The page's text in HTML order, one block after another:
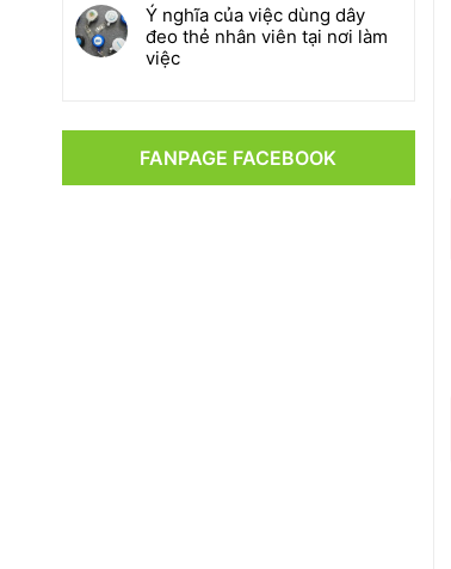
Ý nghĩa của việc dùng dây
đeo thẻ nhân viên tại nơi làm
việc
FANPAGE FACEBOOK